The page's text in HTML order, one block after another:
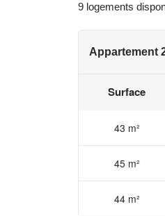
9 logements
Appartement
Surface
43 m²
45 m²
44 m²